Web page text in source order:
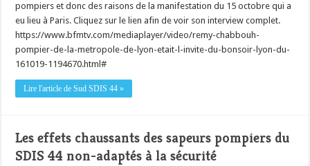
pompiers et donc des raisons de la manifestation du 15 octobre qui a
eu lieu à Paris. Cliquez sur le lien afin de voir son interview complet.
https://www.bfmtv.com/mediaplayer/video/remy-chabbouh-
pompier-de-la-metropole-de-lyon-etait-l-invite-du-bonsoir-lyon-du-
161019-1194670.html#
Lire l'article de Sud SDIS 44 »
Les effets chaussants des sapeurs pompiers du
SDIS 44 non-adaptés à la sécurité